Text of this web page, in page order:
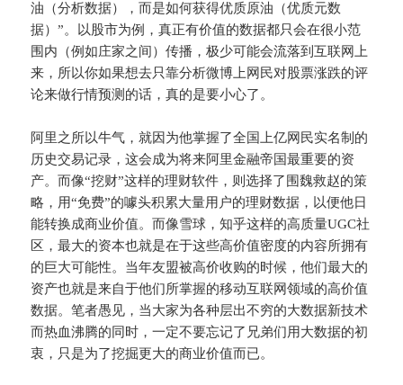
油（分析数据），而是如何获得优质原油（优质元数
据）”。以股市为例，真正有价值的数据都只会在很小范
围内（例如庄家之间）传播，极少可能会流落到互联网上
来，所以你如果想去只靠分析微博上网民对股票涨跌的评
论来做行情预测的话，真的是要小心了。
阿里之所以牛气，就因为他掌握了全国上亿网民实名制的
历史交易记录，这会成为将来阿里金融帝国最重要的资
产。而像“挖财”这样的理财软件，则选择了围魏救赵的策
略，用“免费”的噱头积累大量用户的理财数据，以便他日
能转换成商业价值。而像雪球，知乎这样的高质量UGC社
区，最大的资本也就是在于这些高价值密度的内容所拥有
的巨大可能性。当年友盟被高价收购的时候，他们最大的
资产也就是来自于他们所掌握的移动互联网领域的高价值
数据。笔者愚见，当大家为各种层出不穷的大数据新技术
而热血沸腾的同时，一定不要忘记了兄弟们用大数据的初
衷，只是为了挖掘更大的商业价值而已。